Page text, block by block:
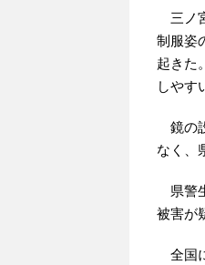
三ノ
制服姿
起きた
しやす
鏡の
なく、
県警
被害が
全国